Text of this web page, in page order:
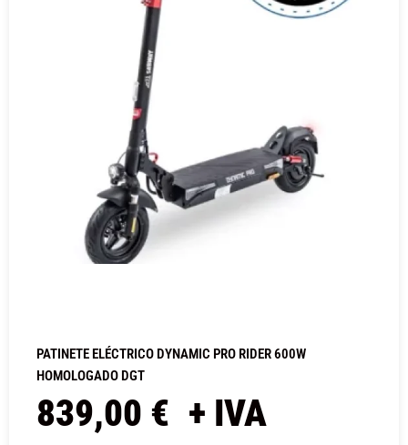
PATINETE ELÉCTRICO DYNAMIC PRO RIDER 600W
HOMOLOGADO DGT
839,00 € + IVA